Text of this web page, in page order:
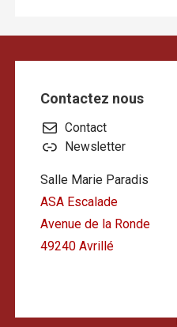
Contactez nous
Contact
Newsletter
Salle Marie Paradis
ASA Escalade
Avenue de la Ronde
49240 Avrillé